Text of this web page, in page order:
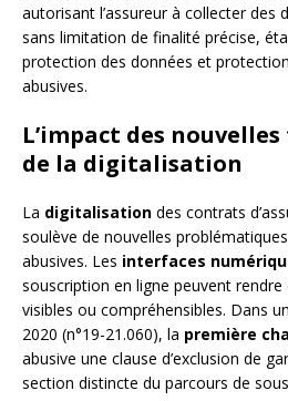
autorisant l’assureur à collecter des
sans limitation de finalité précise,
protection des données et
abusives.
L’impact des
de la digitalisation
La digitalisation des contrats
soulève de nouvelles
abusives. Les interfaces
souscription en ligne peuvent
visibles ou compréhensibles. Dans
2020 (n°19-21.060), la première
abusive une clause d’exclusion de
section distincte du parcours de